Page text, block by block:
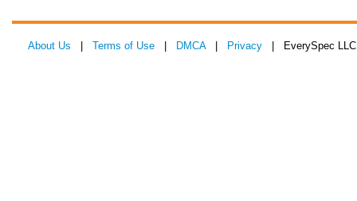
About Us Terms of Use DMCA| Privacy | EverySpec